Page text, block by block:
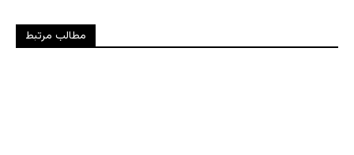
مطالب مرتبط